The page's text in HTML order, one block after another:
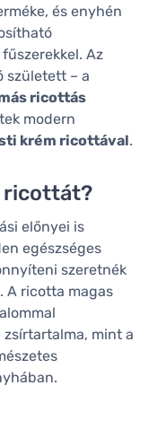
és enyhén
Az
született – a
ricottás
modern
krém ricottával.
ricottát?
előnyei is
egészséges
szeretnék
A ricotta magas
mint a